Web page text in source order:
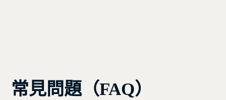
常見問題（FAQ）